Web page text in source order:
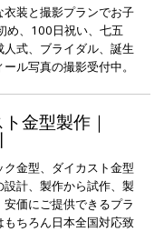
装と撮影プランでお子
め、100日祝い、七五
式、ブライダル、誕生
ル写真の撮影受付中。
金型製作｜
金型、ダイカスト金型
計、製作から試作、製
価にご提供できるプラ
ちろん日本全国対応致